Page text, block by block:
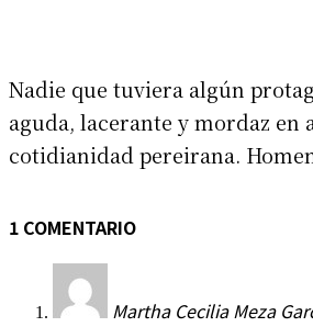
Nadie que tuviera algún
aguda, lacerante y mordaz
cotidianidad pereirana.
1 COMENTARIO
Martha Cecilia Meza